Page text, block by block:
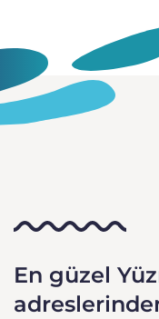
En güzel